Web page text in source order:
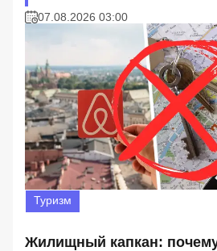
07.08.2026 03:00
Туризм
Жилищный капкан: